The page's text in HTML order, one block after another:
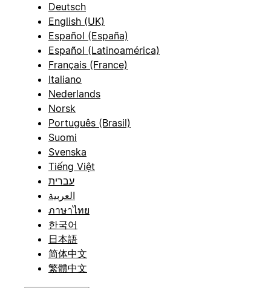
Deutsch
English (UK)
Español (España)
Español (Latinoamérica)
Français (France)
Italiano
Nederlands
Norsk
Português (Brasil)
Suomi
Svenska
Tiếng Việt
עברית
العربية
ภาษาไทย
한국어
日本語
简体中文
繁體中文